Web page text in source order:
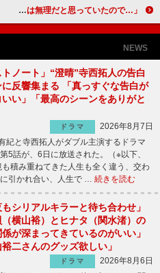
長谷川博己“１年遅れ”の受賞に感激 「今年は無理だと思っていたので…」
NEWS
トノート」“澄晴”寺西拓人の告白
に反響集まる 「真っすぐな告白が
いい」「最高のシーンをありがと
ドラマ
2026年8月7日
紀と寺西拓人がダブル主演するドラマ
5話が、6日に放送された。（※以下、
積み重ねてきた人生も全く違う、交わ
引かれ合い、人生で … 続きを読む
もシリアルキラーと待ち合わせ」
（横山裕）とヒナタ（関水渚）の
が深まってきているのがいい」
裕二さんのグッズ欲しい」
ドラマ
2026年8月6日